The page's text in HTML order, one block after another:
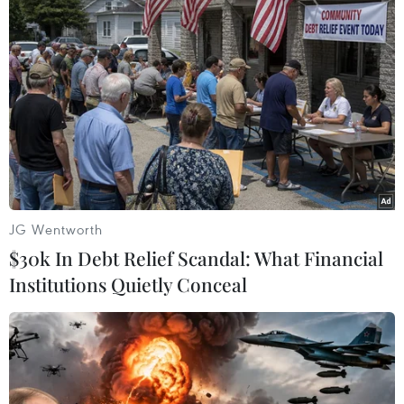
với tốc độ vững chắc.
(TTXVN/Vietnam+)
JG Wentworth
$30k In Debt Relief Scandal: What Financial
Institutions Quietly Conceal